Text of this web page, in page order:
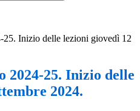
25. Inizio delle lezioni giovedì 12
2024-25. Inizio delle
2024.